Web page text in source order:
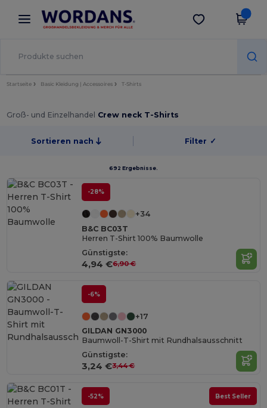
× Wordans App
Bessere Preise in der App!
App holen
Startseite Basic Kleidung | Accessoires T-Shirts
Groß- und Einzelhandel Crew neck T-Shirts
Sortieren nach Filter ✓
692 Ergebnisse.
-28%
+34
B&C BC03T
Herren T-Shirt 100% Baumwolle
Günstigste:
4,94 €6,90 €
-6%
+17
GILDAN GN3000
Baumwoll-T-Shirt mit Rundhalsausschnitt
Günstigste:
3,24 €3,44 €
-52% Best Seller